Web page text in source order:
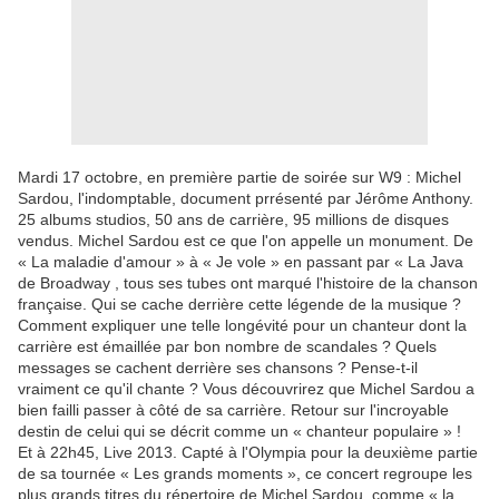
Mardi 17 octobre, en première partie de soirée sur W9 : Michel
Sardou, l'indomptable, document prrésenté par Jérôme Anthony.
25 albums studios, 50 ans de carrière, 95 millions de disques
vendus. Michel Sardou est ce que l'on appelle un monument. De
« La maladie d'amour » à « Je vole » en passant par « La Java
de Broadway , tous ses tubes ont marqué l'histoire de la chanson
française. Qui se cache derrière cette légende de la musique ?
Comment expliquer une telle longévité pour un chanteur dont la
carrière est émaillée par bon nombre de scandales ? Quels
messages se cachent derrière ses chansons ? Pense-t-il
vraiment ce qu'il chante ? Vous découvrirez que Michel Sardou a
bien failli passer à côté de sa carrière. Retour sur l'incroyable
destin de celui qui se décrit comme un « chanteur populaire » !
Et à 22h45, Live 2013. Capté à l'Olympia pour la deuxième partie
de sa tournée « Les grands moments », ce concert regroupe les
plus grands titres du répertoire de Michel Sardou, comme « la